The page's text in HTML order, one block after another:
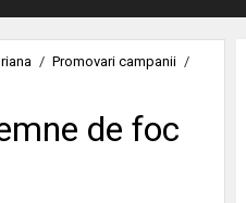
/ Promovari campanii /
de foc